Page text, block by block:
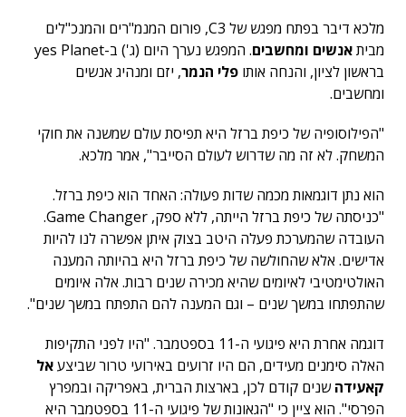
מלכא דיבר בפתח מפגש של C3, פורום המנמ"רים והמנכ"לים
מביתאנשים ומחשבים
. המפגש נערך היום (ג') ב-yes Planet
בראשון לציון, והנחה אותו פלי הנמר, יזם ומנהיג אנשים
ומחשבים.
"הפילוסופיה של כיפת ברזל היא תפיסת עולם שמשנה את חוקי
המשחק. לא זה מה שדרוש לעולם הסייבר", אמר מלכא.
הוא נתן דוגמאות מכמה שדות פעולה: האחד הוא כיפת ברזל.
"כניסתה של כיפת ברזל הייתה, ללא ספק, Game Changer.
העובדה שהמערכת פעלה היטב בצוק איתן אפשרה לנו להיות
אדישים. אלא שהחולשה של כיפת ברזל היא בהיותה המענה
האולטימטיבי לאיומים שהיא מכירה שנים רבות. אלה איומים
שהתפתחו במשך שנים – וגם המענה להם התפתח במשך שנים".
דוגמה אחרת היא פיגועי ה-11 בספטמבר. "היו לפני התקיפות
האלה סימנים מעידים, הם היו זרועים באירועי טרור שביצעאל
קאעידהשנים קודם לכן, בארצות הברית, באפריקה ובמפרץ
הפרסי". הוא ציין כי "הגאונות של פיגועי ה-11 בספטמבר היא